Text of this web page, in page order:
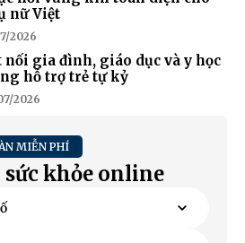
nữ Việt
2026
nối gia đình, giáo dục và y học
hỗ trợ trẻ tự kỷ
2026
MIỄN PHÍ
sức khỏe online